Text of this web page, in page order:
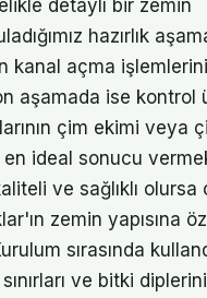
detaylı bir zemin
hazırlık
kanal açma işlemlerini
aşamada ise kontrol
çim ekimi veya
ideal sonucu
ve sağlıklı olursa
zemin yapısına
sırasında
ve bitki